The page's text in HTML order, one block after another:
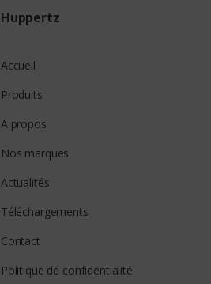
Huppertz
Accueil
Produits
A propos
Nos marques
Actualités
Téléchargements
Contact
Politique de confidentialité